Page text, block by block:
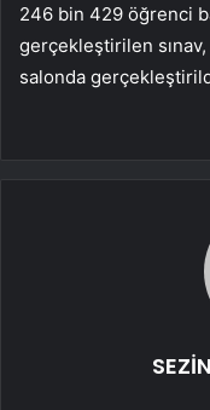
246 bin 429 öğrenci
gerçekleştirilen
salonda